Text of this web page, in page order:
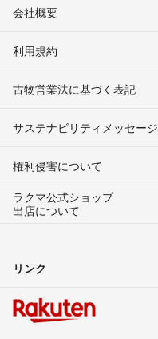
会社概要
利用規約
古物営業法に基づく表記
サステナビリティメッセージ
権利侵害について
ラクマ公式ショップ
出店について
リンク